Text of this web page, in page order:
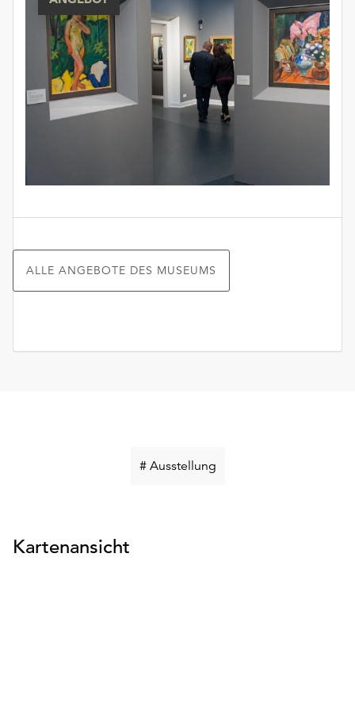
ALLE ANGEBOTE DES MUSEUMS
# AusstellungSchlüsselwort
Kartenansicht